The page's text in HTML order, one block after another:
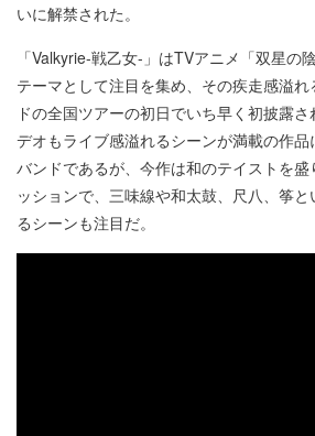
いに解禁された。
「Valkyrie-戦乙女-」はTVアニメ「双星の
テーマとして注目を集め、その疾走感溢
ドの全国ツアーの初日でいち早く初披露
デオもライブ感溢れるシーンが満載の作
バンドであるが、今作は和のテイストを
ッションで、三味線や和太鼓、尺八、筝
るシーンも注目だ。